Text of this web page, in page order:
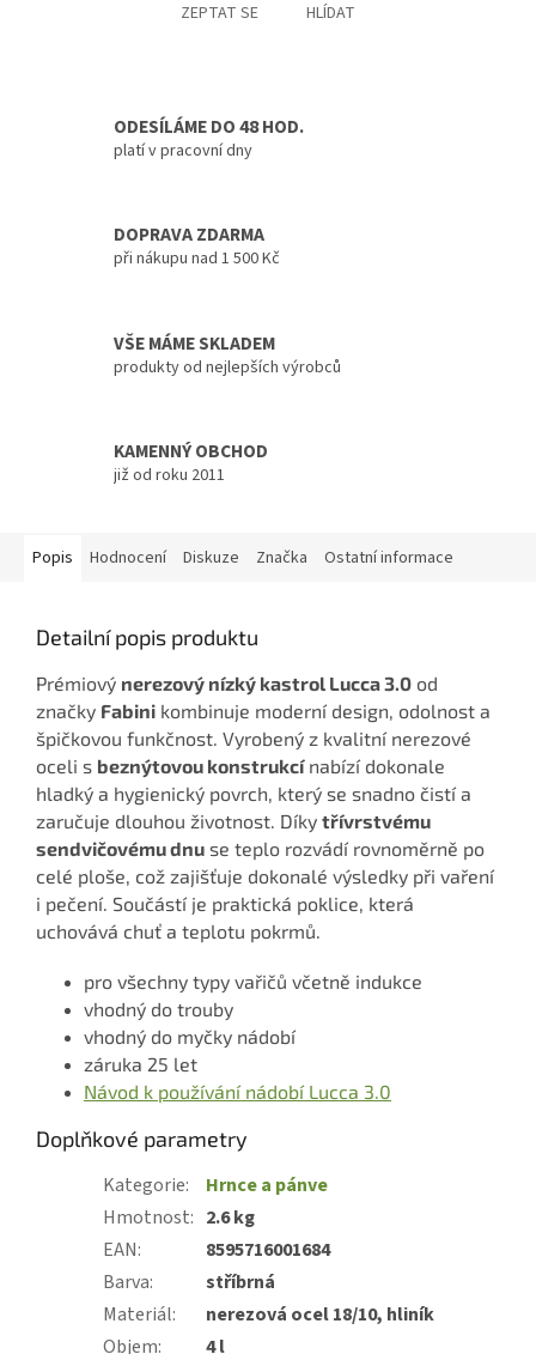
ZEPTAT SE HLÍDAT
ODESÍLÁME DO 48 HOD.
platí v pracovní dny
DOPRAVA ZDARMA
při nákupu nad 1 500 Kč
VŠE MÁME SKLADEM
produkty od nejlepších výrobců
KAMENNÝ OBCHOD
již od roku 2011
Popis Hodnocení Diskuze Značka Ostatní informace
Detailní popis produktu
Prémiový nerezový nízký kastrol Lucca 3.0 od
značky Fabini kombinuje moderní design, odolnost a
špičkovou funkčnost. Vyrobený z kvalitní nerezové
oceli s beznýtovou konstrukcínabízí dokonale
hladký a hygienický povrch, který se snadno čistí a
zaručuje dlouhou životnost. Díky třívrstvému
sendvičovému dnu se teplo rozvádí rovnoměrně po
celé ploše, což zajišťuje dokonalé výsledky při vaření
i pečení. Součástí je praktická poklice, která
uchovává chuť a teplotu pokrmů.
pro všechny typy vařičů včetně indukce
vhodný do trouby
vhodný do myčky nádobí
záruka 25 let
Návod k používání nádobí Lucca 3.0
Doplňkové parametry
Kategorie:
Hrnce a pánve
Hmotnost: 2.6 kg
EAN:
8595716001684
Barva:
stříbrná
Materiál:
nerezová ocel 18/10, hliník
Objem: 4 l